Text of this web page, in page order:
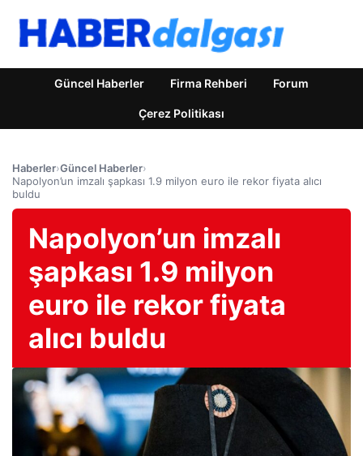
Güncel Haberler Firma Rehberi Forum
Çerez Politikası
Haberler›Güncel Haberler›
Napolyon’un imzalı şapkası 1.9 milyon euro ile rekor fiyata alıcı
buldu
Napolyon’un imzalı
şapkası 1.9 milyon
euro ile rekor fiyata
alıcı buldu